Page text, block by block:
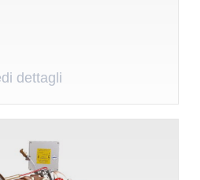
dettagli